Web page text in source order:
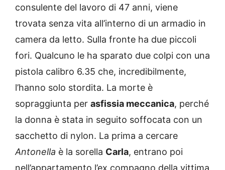
consulente del lavoro di 47 anni, viene
trovata senza vita all’interno di un armadio in
camera da letto. Sulla fronte ha due piccoli
fori. Qualcuno le ha sparato due colpi con una
pistola calibro 6.35 che, incredibilmente,
l’hanno solo stordita. La morte è
sopraggiunta per asfissia meccanica, perché
la donna è stata in seguito soffocata con un
sacchetto di nylon. La prima a cercare
Antonella è la sorella Carla, entrano poi
nell’appartamento l’ex compagno della vittima